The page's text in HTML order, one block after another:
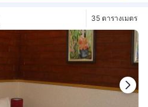
35 ตารางเมตร